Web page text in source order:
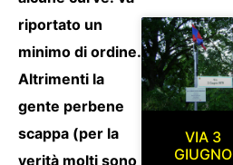
riportato un
minimo di ordine.
Altrimenti la
gente perbene
scappa (per la
verità molti sono
VIA 3
GIUGNO